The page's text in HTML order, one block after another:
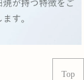
Top